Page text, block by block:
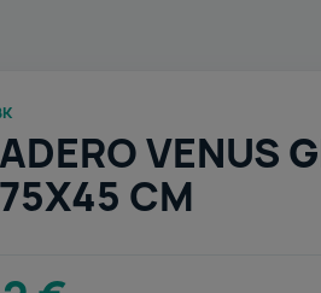
VENUS
CM